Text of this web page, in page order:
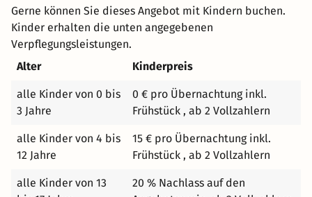
hauseigene Spa-Bereich präsentiert sich fürstlich fein
und bietet direkten Zugang zum Schlosspark. Bio-Sauna,
Finnische Sauna, Dampfbad, Erlebnisdusche, Massage-
Yogaraum sorgen für vollkommene Entspannung. Freizeit
in Wendorf und Umgebung Nur 8 Kilometer vom
Schlosshotel entfernt liegt die renommierte Golfanlage
WINSTONopen, dem spektakulären und prämierten
Linkscourse WINSTONlinks sowie der 9-Löcher-Anlage
passende Herausforderung. Das Team des Schlosshotels
Gerne können Sie dieses Angebot mit Kindern buchen.
Kinder erhalten die unten angegebenen
Verpflegungsleistungen.
Alter
Kinderpreis
alle Kinder von 0 bis
3 Jahre
0 € pro Übernachtung inkl.
Frühstück , ab 2 Vollzahlern
alle Kinder von 4 bis
12 Jahre
15 € pro Übernachtung inkl.
Frühstück , ab 2 Vollzahlern
alle Kinder von 13
20 % Nachlass auf den